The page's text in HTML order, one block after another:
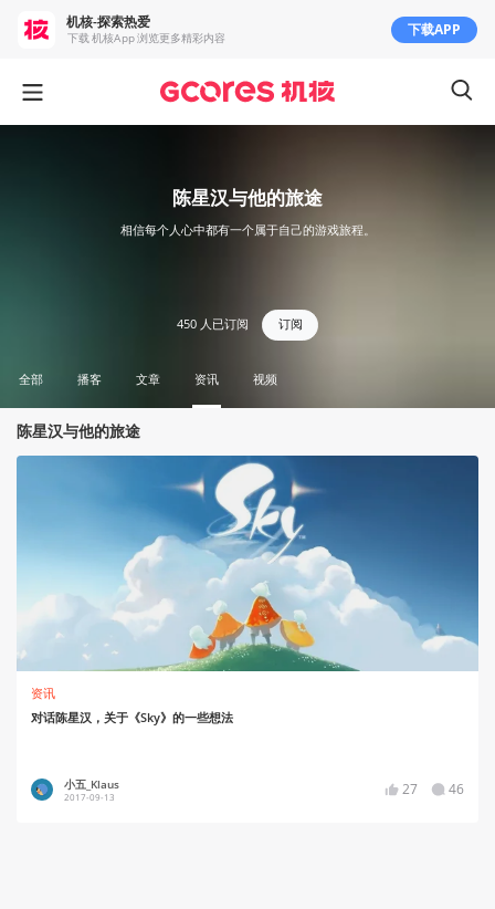
陈星汉与他的旅途
相信每个人心中都有一个属于自己的游戏旅程。
450 人已订阅 订阅
全部 播客 文章 资讯 视频
陈星汉与他的旅途
资讯
对话陈星汉，关于《Sky》的一些想法
小五_Klaus
2017-09-13 27 46
机核-探索热爱
下载 机核App 浏览更多精彩内容 下载APP